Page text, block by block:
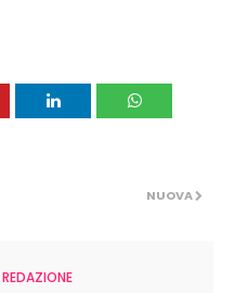
NUOVA
REDAZIONE